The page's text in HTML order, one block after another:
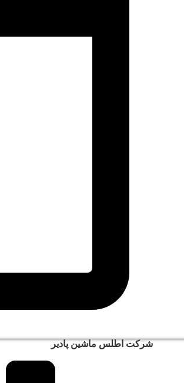
شرکت اطلس ماشین پادیر